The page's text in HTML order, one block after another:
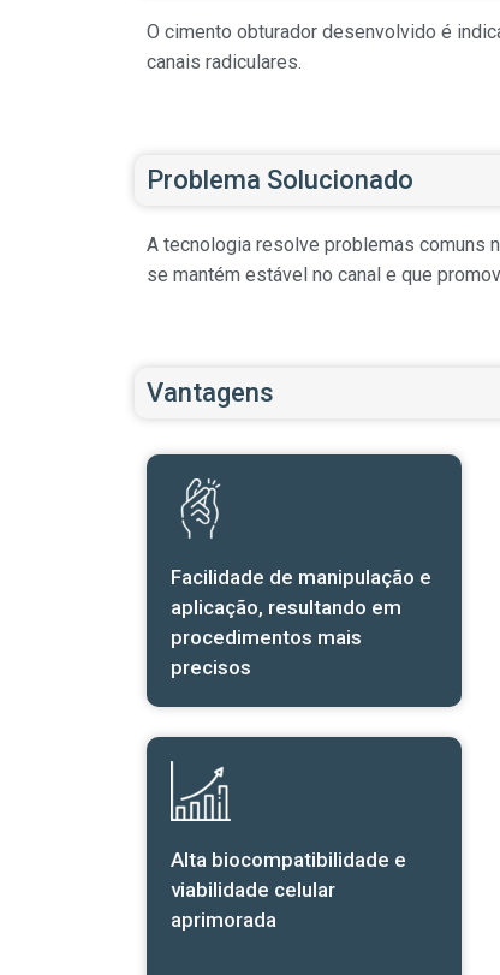
O cimento obturador desenvolvido é
canais radiculares.
Problema Solucionado
A tecnologia resolve problemas comuns
se mantém estável no canal e que
Vantagens
Facilidade de manipulação e
aplicação, resultando em
procedimentos mais
precisos
Alta biocompatibilidade e
viabilidade celular
aprimorada